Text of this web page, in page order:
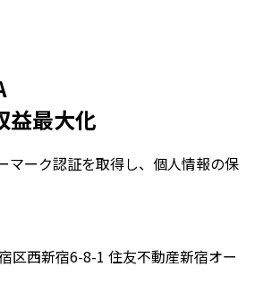
益最大化
マーク認証を取得し、個人情報の保
区西新宿6-8-1 住友不動産新宿オー